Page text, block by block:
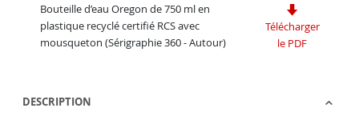
Bouteille d’eau Oregon de 750 ml en
plastique recyclé certifié RCS avec
mousqueton (Sérigraphie 360 - Autour)
Télécharger
le PDF
DESCRIPTION